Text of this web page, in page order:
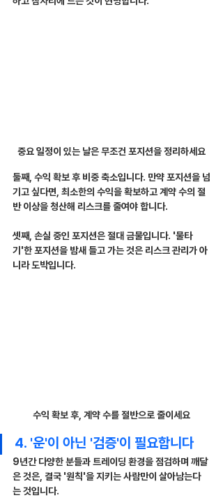
중요 일정이 있는 날은 무조건 포지션을 정리하세요
둘째, 수익 확보 후 비중 축소입니다. 만약 포지션을 넘
기고 싶다면, 최소한의 수익을 확보하고 계약 수의 절
반 이상을 청산해 리스크를 줄여야 합니다.
셋째, 손실 중인 포지션은 절대 금물입니다. '물타
기'한 포지션을 밤새 들고 가는 것은 리스크 관리가 아
니라 도박입니다.
수익 확보 후, 계약 수를 절반으로 줄이세요
4. '운'이 아닌 '검증'이 필요합니다
9년간 다양한 분들과 트레이딩 환경을 점검하며 깨달
은 것은, 결국 '원칙'을 지키는 사람만이 살아남는다
는 것입니다.